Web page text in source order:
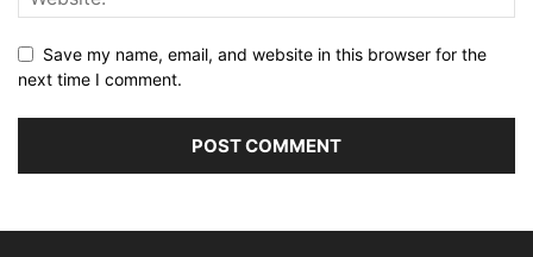
Save my name, email, and website in this browser for the
next time I comment.